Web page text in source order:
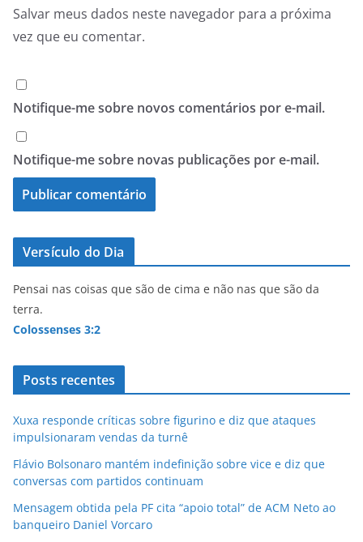
Salvar meus dados neste navegador para a próxima
vez que eu comentar.
Notifique-me sobre novos comentários por e-mail.
Notifique-me sobre novas publicações por e-mail.
Versículo do Dia
Pensai nas coisas que são de cima e não nas que são da
terra.
Colossenses 3:2
Posts recentes
Xuxa responde críticas sobre figurino e diz que ataques
impulsionaram vendas da turnê
Flávio Bolsonaro mantém indefinição sobre vice e diz que
conversas com partidos continuam
Mensagem obtida pela PF cita “apoio total” de ACM Neto ao
banqueiro Daniel Vorcaro